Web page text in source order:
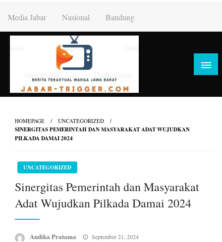
content
Media Jabar Nasional Bandung
HOMEPAGE UNCATEGORIZED
SINERGITAS PEMERINTAH DAN MASYARAKAT ADAT WUJUDKAN
PILKADA DAMAI 2024
UNCATEGORIZED
Sinergitas Pemerintah dan Masyarakat
Adat Wujudkan Pilkada Damai 2024
Andika Pratama
Posted
September 21, 2024